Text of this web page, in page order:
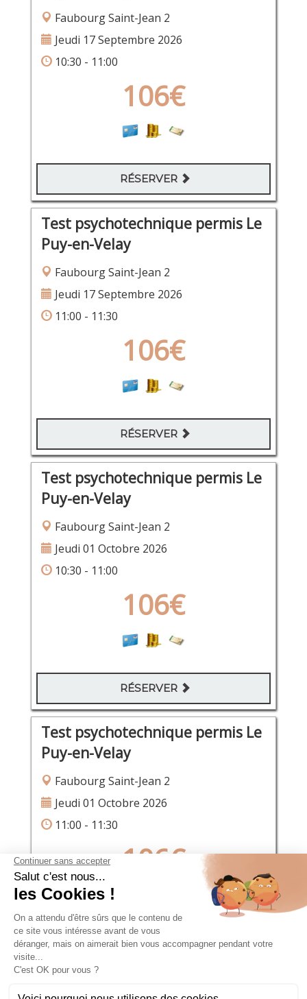
Faubourg Saint-Jean 2
Jeudi 17 Septembre 2026
10:30 - 11:00
106€
RÉSERVER
Test psychotechnique permis Le
Puy-en-Velay
Faubourg Saint-Jean 2
Jeudi 17 Septembre 2026
11:00 - 11:30
106€
RÉSERVER
Test psychotechnique permis Le
Puy-en-Velay
Faubourg Saint-Jean 2
Jeudi 01 Octobre 2026
10:30 - 11:00
106€
RÉSERVER
Test psychotechnique permis Le
Puy-en-Velay
Faubourg Saint-Jean 2
Jeudi 01 Octobre 2026
11:00 - 11:30
106€
RÉSERVER